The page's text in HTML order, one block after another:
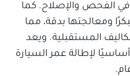
الفحص والإصلاح. كما
ومعالجتها بدقة، مما
المستقبلية. ويعد
أساسيًا لإطالة عمر السيارة